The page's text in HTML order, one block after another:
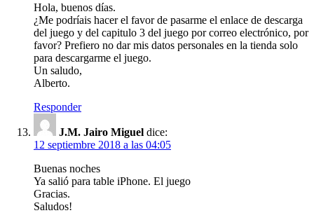
Hola, buenos días.
¿Me podríais hacer el favor de pasarme el enlace de descarga
del juego y del capitulo 3 del juego por correo electrónico, por
favor? Prefiero no dar mis datos personales en la tienda solo
para descargarme el juego.
Un saludo,
Alberto.
Responder
J.M. Jairo Miguel dice:
12 septiembre 2018 a las 04:05
Buenas noches
Ya salió para table iPhone. El juego
Gracias.
Saludos!